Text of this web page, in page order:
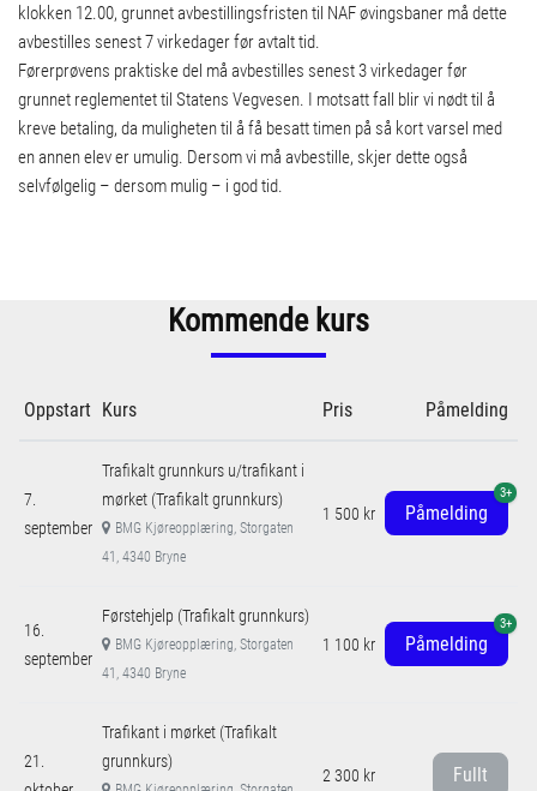
klokken 12.00, grunnet avbestillingsfristen til NAF øvingsbaner må dette
avbestilles senest 7 virkedager før avtalt tid.
Førerprøvens praktiske del må avbestilles senest 3 virkedager før
grunnet reglementet til Statens Vegvesen. I motsatt fall blir vi nødt til å
kreve betaling, da muligheten til å få besatt timen på så kort varsel med
en annen elev er umulig. Dersom vi må avbestille, skjer dette også
selvfølgelig – dersom mulig – i god tid.
Kommende kurs
Oppstart Kurs Pris Påmelding
7.
september
Trafikalt grunnkurs u/trafikant i
mørket (Trafikalt grunnkurs)
BMG Kjøreopplæring, Storgaten
41, 4340 Bryne
1 500 kr Påmelding
3+
16.
september
Førstehjelp (Trafikalt grunnkurs)
BMG Kjøreopplæring, Storgaten
41, 4340 Bryne
1 100 kr Påmelding
3+
21.
Trafikant i mørket (Trafikalt
grunnkurs)
2 300 kr Fullt